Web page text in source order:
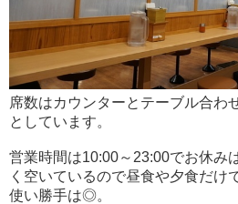
席数はカウンターとテーブル合わ
としています。
営業時間は10:00～23:00でお休み
く空いているので昼食や夕食だけ
使い勝手は◎。